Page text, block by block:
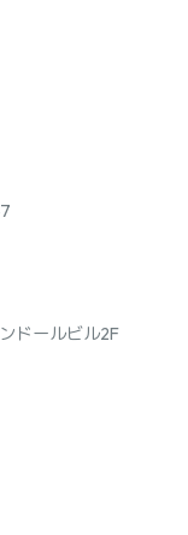
ドールビル2F